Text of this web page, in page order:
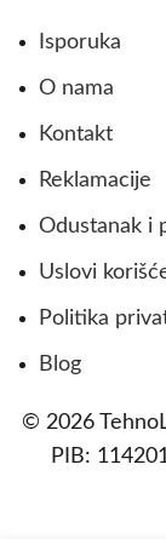
Isporuka
O nama
Kontakt
Reklamacije
Odustanak i
Uslovi
Politika
Blog
© 2026
PIB: